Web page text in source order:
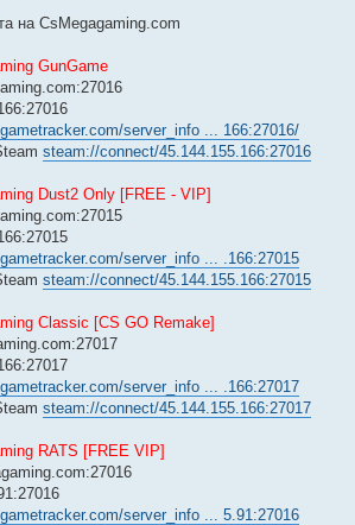
на CsMegagaming.com
GunGame
server_info ... 166:27016/
steam://connect/45.144.155.166:27016
Dust2 Only [FREE - VIP]
server_info ... .166:27015
steam://connect/45.144.155.166:27015
Classic [CS GO Remake]
server_info ... .166:27017
steam://connect/45.144.155.166:27017
RATS [FREE VIP]
server_info ... 5.91:27016